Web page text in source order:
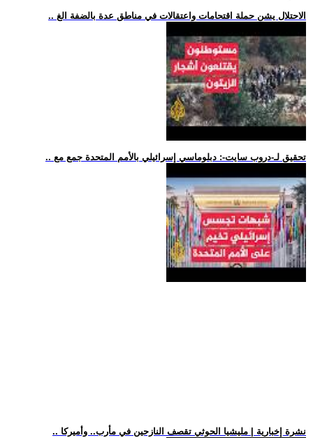
.. الاحتلال يشن حملة اقتحامات واعتقالات في مناطق عدة بالضفة الغ
.. تحقيق لـ-دروب سايت-: دبلوماسي إسرائيلي بالأمم المتحدة جمع مع
.. نشرة إخبارية | مليشيا الحوثي تقصف النازحين في مأرب.. وأميركا